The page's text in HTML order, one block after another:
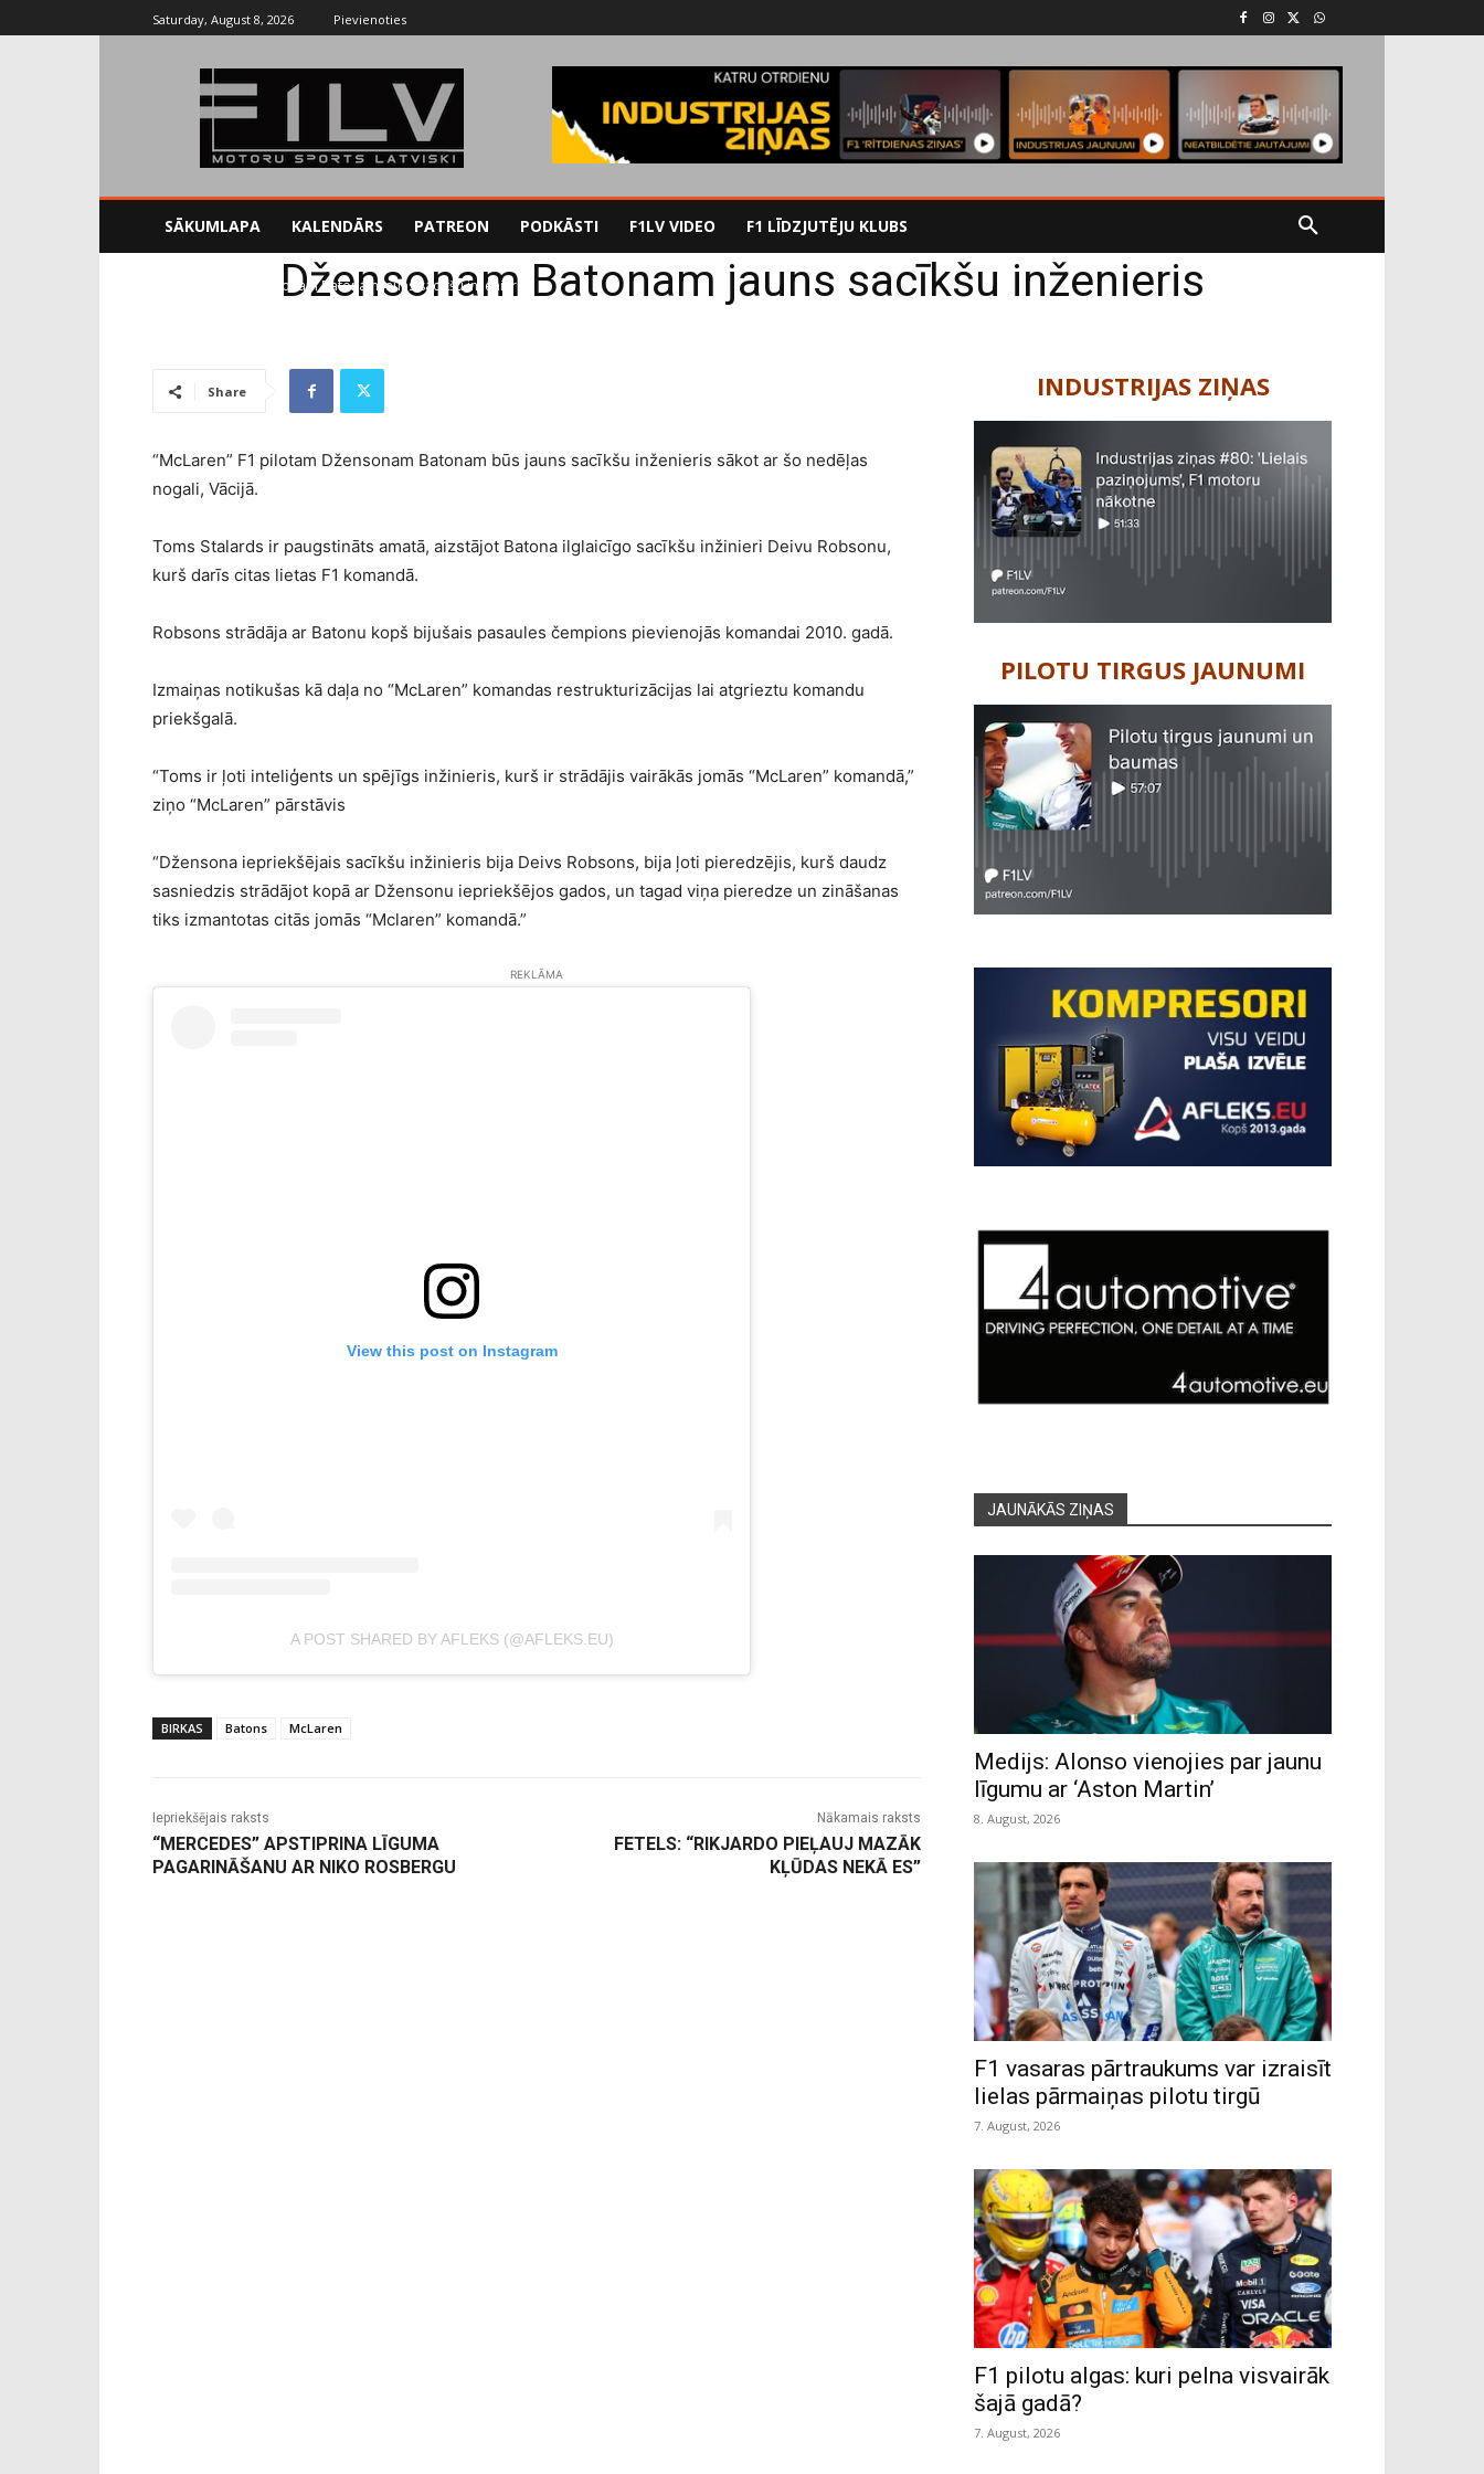
Saturday, August 8, 2026 Pievienoties
SĀKUMLAPA KALENDĀRS PATREON PODKĀSTI F1LV VIDEO F1 LĪDZJUTĒJU KLUBS
Džensonam Batonam jauns sacīkšu inženieris
Džensonam Batonam jauns sacīkšu inženieris
Share
“McLaren” F1 pilotam Džensonam Batonam būs jauns sacīkšu inženieris sākot ar šo nedēļas
nogali, Vācijā.
Toms Stalards ir paugstināts amatā, aizstājot Batona ilglaicīgo sacīkšu inžinieri Deivu Robsonu,
kurš darīs citas lietas F1 komandā.
Robsons strādāja ar Batonu kopš bijušais pasaules čempions pievienojās komandai 2010. gadā.
Izmaiņas notikušas kā daļa no “McLaren” komandas restrukturizācijas lai atgrieztu komandu
priekšgalā.
“Toms ir ļoti inteliģents un spējīgs inžinieris, kurš ir strādājis vairākās jomās “McLaren” komandā,”
ziņo “McLaren” pārstāvis
“Džensona iepriekšējais sacīkšu inžinieris bija Deivs Robsons, bija ļoti pieredzējis, kurš daudz
sasniedzis strādājot kopā ar Džensonu iepriekšējos gados, un tagad viņa pieredze un zināšanas
tiks izmantotas citās jomās “Mclaren” komandā.”
REKLĀMA
View this post on Instagram
A POST SHARED BY AFLEKS (@AFLEKS.EU)
BIRKAS Batons McLaren
Iepriekšējais raksts
“MERCEDES” APSTIPRINA LĪGUMA
PAGARINĀŠANU AR NIKO ROSBERGU
Nākamais raksts
FETELS: “RIKJARDO PIEĻAUJ MAZĀK
KĻŪDAS NEKĀ ES”
INDUSTRIJAS ZIŅAS
PILOTU TIRGUS JAUNUMI
JAUNĀKĀS ZIŅAS
Medijs: Alonso vienojies par jaunu
līgumu ar ‘Aston Martin’
8. August, 2026
F1 vasaras pārtraukums var izraisīt
lielas pārmaiņas pilotu tirgū
7. August, 2026
F1 pilotu algas: kuri pelna visvairāk
šajā gadā?
7. August, 2026